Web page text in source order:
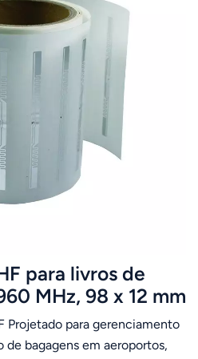
para livros de
MHz, 98 x 12 mm
Projetado para gerenciamento
bagagens em aeroportos,